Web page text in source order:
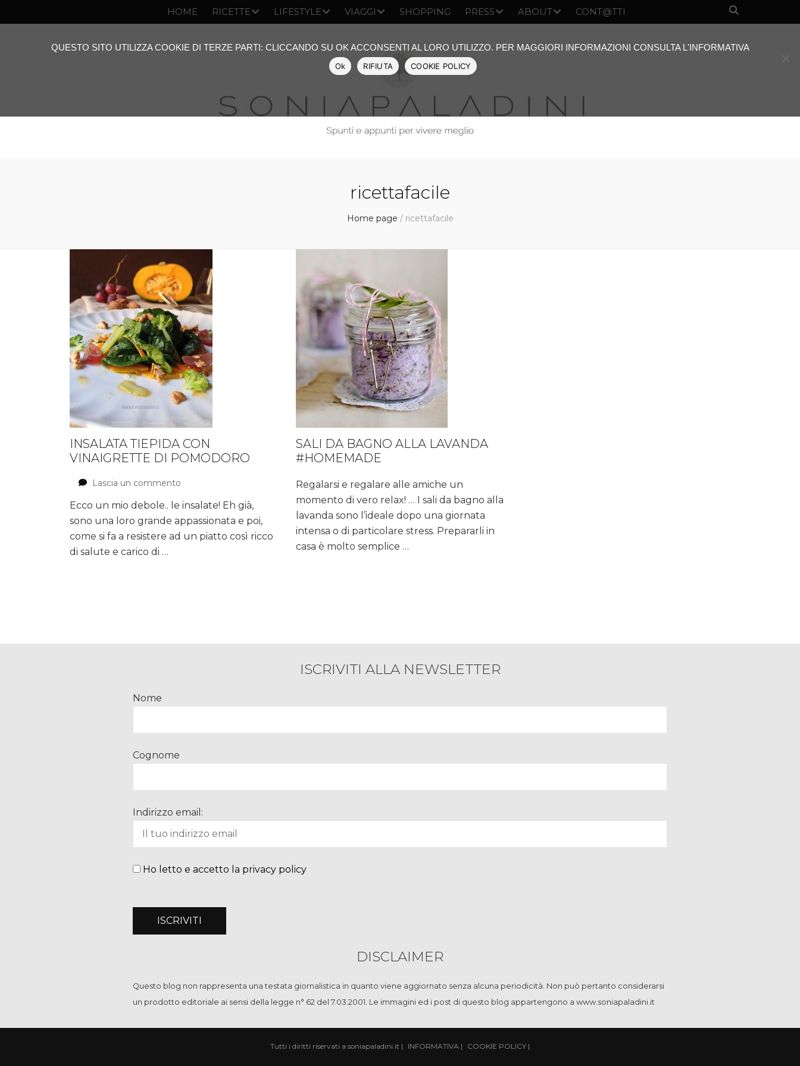
HOME RICETTE LIFESTYLE VIAGGI SHOPPING PRESS ABOUT CONT@TTI
ricettafacile
Home page / ricettafacile
INSALATA TIEPIDA CON
VINAIGRETTE DI POMODORO
Lascia un commento
tiepida
con
vinaigrette
Ecco un mio debole.. le insalate! Eh già,
sono una loro grande appassionata e poi,
come si fa a resistere ad un piatto così ricco
di salute e carico di …
SALI DA BAGNO ALLA LAVANDA
#HOMEMADE
Regalarsi e regalare alle amiche un
momento di vero relax! … I sali da bagno alla
lavanda sono l’ideale dopo una giornata
intensa o di particolare stress. Prepararli in
casa è molto semplice …
QUESTO SITO UTILIZZA COOKIE DI TERZE PARTI: CLICCANDO SU OK ACCONSENTI AL LORO UTILIZZO. PER MAGGIORI INFORMAZIONI CONSULTA L'INFORMATIVA
Ok RIFIUTA COOKIE POLICY
ISCRIVITI ALLA NEWSLETTER
Nome
Cognome
Indirizzo email:
Ho letto e accetto la privacy policy
DISCLAIMER
Questo blog non rappresenta una testata giornalistica in quanto viene aggiornato senza alcuna periodicità. Non può pertanto considerarsi
un prodotto editoriale ai sensi della legge n° 62 del 7.03.2001. Le immagini ed i post di questo blog appartengono a www.soniapaladini.it
Tutti i diritti riservati a soniapaladini.it | INFORMATIVA | COOKIE POLICY |